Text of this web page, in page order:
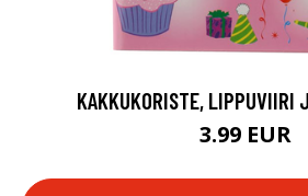
KAKKUKORISTE, LIPPUVIIRI
3.99 EUR